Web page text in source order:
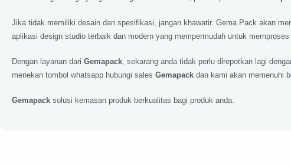
Jika tidak memiliki desain dan spesifikasi, jangan khawatir. Gema Pack akan
aplikasi design studio terbaik dan modern yang mempermudah untuk
Dengan layanan dari Gemapack , sekarang anda tidak perlu direpotkan lagi
menekan tombol whatsapp hubungi sales Gemapack dan kami akan memenuhi
Gemapack solusi kemasan produk berkualitas bagi produk anda.